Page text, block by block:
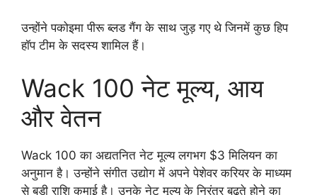
उन्होंने पकोइमा पीरू ब्लड गैंग के साथ जुड़ गए थे जिनमें कुछ हिप
हॉप टीम के सदस्य शामिल हैं।
Wack 100 नेट मूल्य, आय
और वेतन
Wack 100 का अद्यतनित नेट मूल्य लगभग $3 मिलियन का
अनुमान है। उन्होंने संगीत उद्योग में अपने पेशेवर करियर के माध्यम
से बड़ी राशि कमाई है। उनके नेट मूल्य के निरंतर बढ़ते होने का